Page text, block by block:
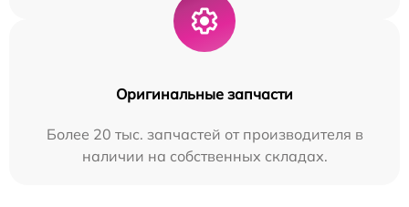
Оригинальные запчасти
Более 20 тыс. запчастей от производителя в
наличии на собственных складах.